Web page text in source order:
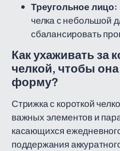
Треугольное лицо:
челка с небольшой
сбалансировать
Как ухаживать за
челкой, чтобы
форму?
Стрижка с короткой
важных элементов и
касающихся
поддержания